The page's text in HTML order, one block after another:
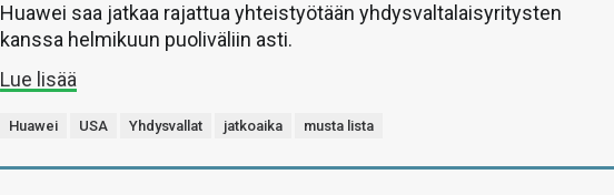
Huawei saa jatkaa rajattua yhteistyötään yhdysvaltalaisyritysten
kanssa helmikuun puoliväliin asti.
Lue lisää
Huawei USA Yhdysvallat jatkoaika musta lista